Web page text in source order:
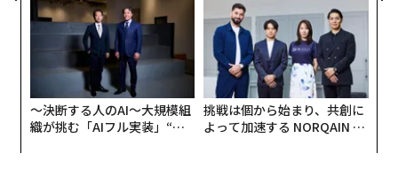
防災一筋20年の答え
〜決断する人のAI〜大規模組
織が挑む「AIフル実装」“使
挑戦は個から始まり、共創に
よって加速する NORQAIN JA